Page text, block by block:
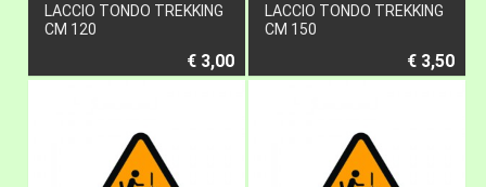
LACCIO TONDO TREKKING
CM 120
€ 3,00
LACCIO TONDO TREKKING
CM 150
€ 3,50